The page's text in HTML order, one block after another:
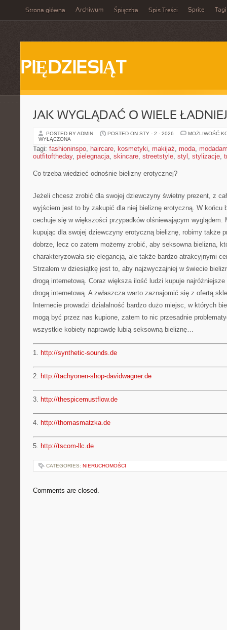
Strona główna Archiwum Śpiączka Spis Treści Sprite Tagi
PIĘDZIESIĄT
JAK WYGLĄDAĆ O WIELE
POSTED BY ADMIN POSTED ON STY - 2 - 2026
MOŻLIWOŚĆ
WYŁĄCZONA
Tagi: fashioninspo, haircare, kosmetyki, makijaż, moda,
outfitoftheday, pielegnacja, skincare, streetstyle, styl , stylizacje,
Co trzeba wiedzieć odnośnie bielizny erotycznej?
Jeżeli chcesz zrobić dla swojej dziewczyny świetny prezent, z
wyjściem jest to by zakupić dla niej bieliznę erotyczną. W końcu
cechuje się w większości przypadków olśniewającym wyglądem.
kupując dla swojej dziewczyny erotyczną bieliznę, robimy także
dobrze, lecz co zatem możemy zrobić, aby seksowna bielizna,
charakteryzowała się elegancją, ale także bardzo atrakcyjnymi
Strzałem w dziesiątkę jest to, aby najzwyczajniej w świecie
drogą internetową. Coraz większa ilość ludzi kupuje
drogą internetową. A zwłaszcza warto zaznajomić się z ofertą
Internecie prowadzi działalność bardzo dużo miejsc, w których
mogą być przez nas kupione, zatem to nic przesadnie
wszystkie kobiety naprawdę lubią seksowną bieliznę…
1. http://synthetic-sounds.de
2. http://tachyonen-shop-davidwagner.de
3. http://thespicemustflow.de
4. http://thomasmatzka.de
5. http://tscom-llc.de
CATEGORIES: NIERUCHOMOŚCI
Comments are closed.